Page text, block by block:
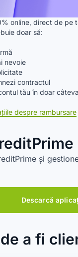
online, direct de
doar să:
nevoie
contractul
tău în doar
despre rambursare
și
Descarcă
a fi